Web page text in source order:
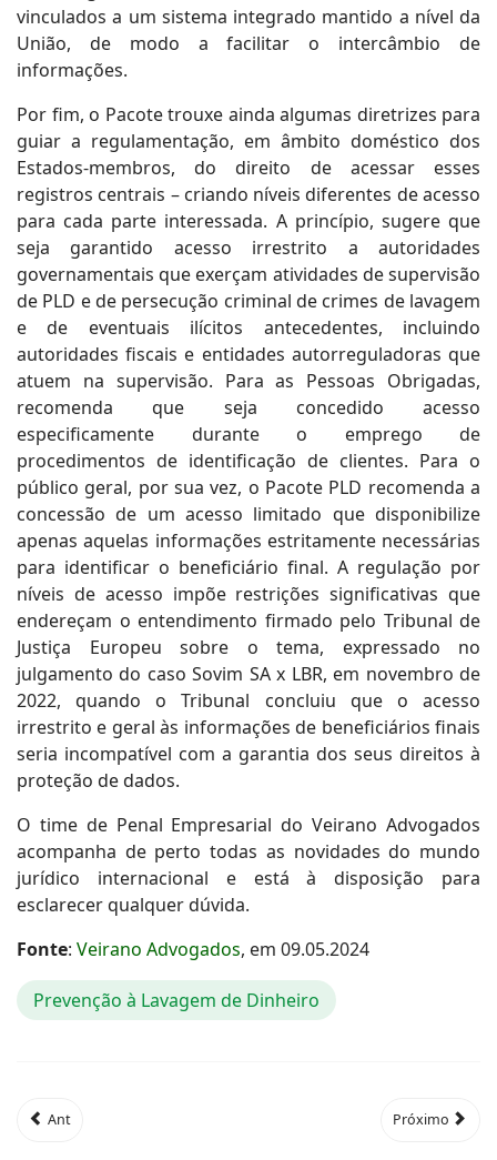
vinculados a um sistema integrado mantido a nível da
União, de modo a facilitar o intercâmbio de
informações.
Por fim, o Pacote trouxe ainda algumas diretrizes para
guiar a regulamentação, em âmbito doméstico dos
Estados-membros, do direito de acessar esses
registros centrais – criando níveis diferentes de acesso
para cada parte interessada. A princípio, sugere que
seja garantido acesso irrestrito a autoridades
governamentais que exerçam atividades de supervisão
de PLD e de persecução criminal de crimes de lavagem
e de eventuais ilícitos antecedentes, incluindo
autoridades fiscais e entidades autorreguladoras que
atuem na supervisão. Para as Pessoas Obrigadas,
recomenda que seja concedido acesso
especificamente durante o emprego de
procedimentos de identificação de clientes. Para o
público geral, por sua vez, o Pacote PLD recomenda a
concessão de um acesso limitado que disponibilize
apenas aquelas informações estritamente necessárias
para identificar o beneficiário final. A regulação por
níveis de acesso impõe restrições significativas que
endereçam o entendimento firmado pelo Tribunal de
Justiça Europeu sobre o tema, expressado no
julgamento do caso Sovim SA x LBR, em novembro de
2022, quando o Tribunal concluiu que o acesso
irrestrito e geral às informações de beneficiários finais
seria incompatível com a garantia dos seus direitos à
proteção de dados.
O time de Penal Empresarial do Veirano Advogados
acompanha de perto todas as novidades do mundo
jurídico internacional e está à disposição para
esclarecer qualquer dúvida.
Fonte: Veirano Advogados, em 09.05.2024
Prevenção à Lavagem de Dinheiro
Ant Próximo